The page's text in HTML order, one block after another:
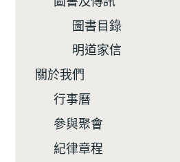
圖書目錄
明道家信
關於我們
行事曆
參與聚會
紀律章程